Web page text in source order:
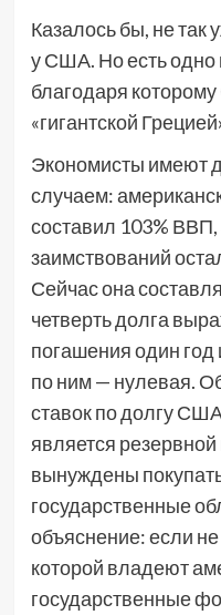
Казалось бы, не
у США. Но есть одно
благодаря
«гигантской
Экономисты имеют
случаем:
составил 103% ВВП,
заимствований
Сейчас она
четверть долга
погашения один год
по ним — нулевая.
ставок по долгу
является
вынуждены
государственные
объяснение: если не
которой владеют
государственные